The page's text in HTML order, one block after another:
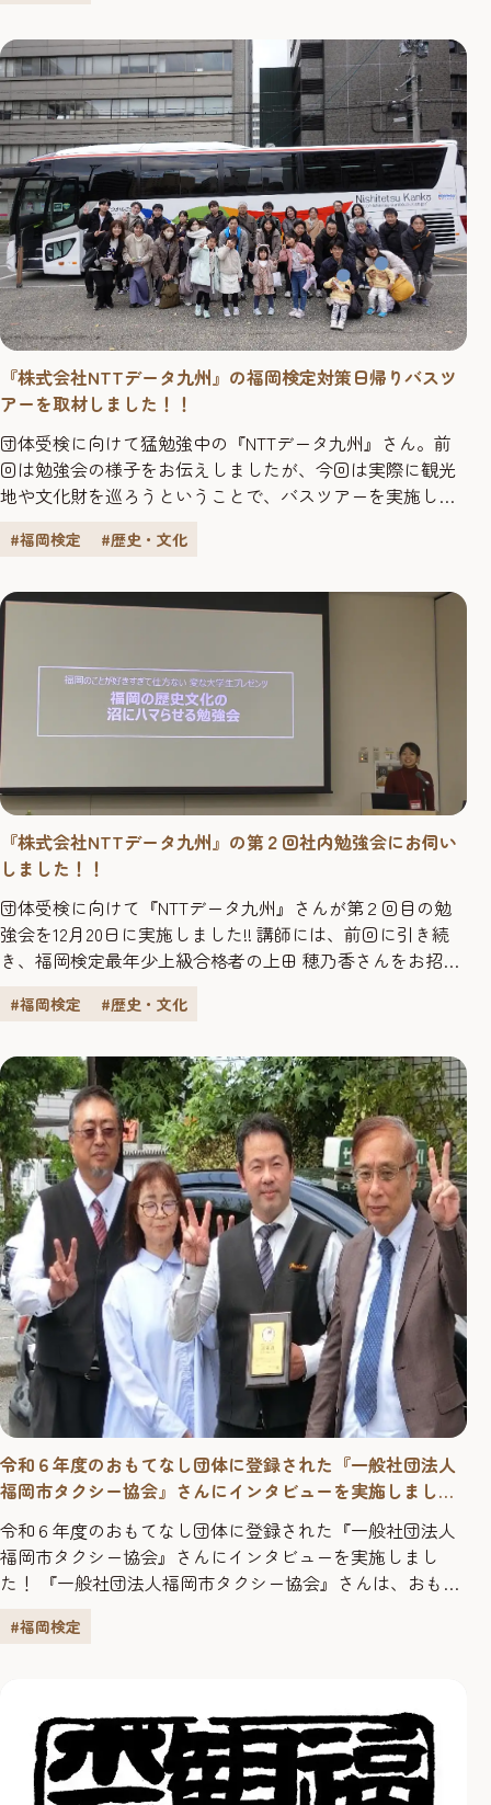
『株式会社NTTデータ九州』の福岡検定対策日帰りバスツ
アーを取材しました！！
団体受検に向けて猛勉強中の『NTTデータ九州』さん。前
回は勉強会の様子をお伝えしましたが、今回は実際に観光
地や文化財を巡ろうということで、バスツアーを実施しま
伴のバスツアーで、以下の内容で催行です♪ ●バスツアー
園に集合 ②10：00～11：00 車窓見学（博多旧市街エリ
アから...
#福岡検定 #歴史・文化
『株式会社NTTデータ九州』の第２回社内勉強会にお伺い
しました！！
団体受検に向けて『NTTデータ九州』さんが第２回目の勉
強会を12月20日に実施しました!! 講師には、前回に引き続
き、福岡検定最年少上級合格者の上田 穂乃香さんをお招き
強会のスケジュールはこちら！ ①10：00～10：45 講義
00～11：45 講義（福岡城・鴻臚館） ④1...
#福岡検定 #歴史・文化
令和６年度のおもてなし団体に登録された『一般社団法人
福岡市タクシー協会』さんにインタビューを実施しまし
た！
令和６年度のおもてなし団体に登録された『一般社団法人
福岡市タクシー協会』さんにインタビューを実施しまし
た！ 『一般社団法人福岡市タクシー協会』さんは、おもて
たきっかけを教えてください。 タクシーにおけるサービス
クシー」を運行させ...
#福岡検定